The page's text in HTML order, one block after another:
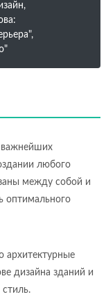
важнейших
любого
между собой и
оптимального
архитектурные
дизайна зданий и